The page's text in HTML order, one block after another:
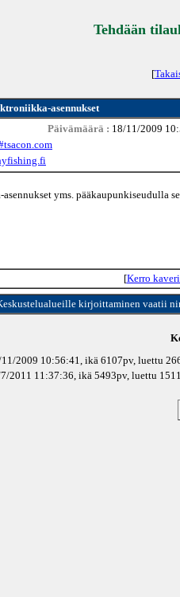
Tehdään
[
asennukset
Päivämäärä : 18/11/2009
yms. pääkaupunkiseudulla
[Kerro
kirjoittaminen vaatii
2009 10:56:41, ikä6107pv, luettu
2011 11:37:36, ikä 5493pv, luettu